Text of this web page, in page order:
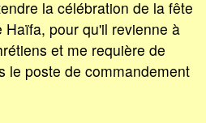
la célébration de la fête
pour qu'il revienne à
et me requière de
le poste de commandement